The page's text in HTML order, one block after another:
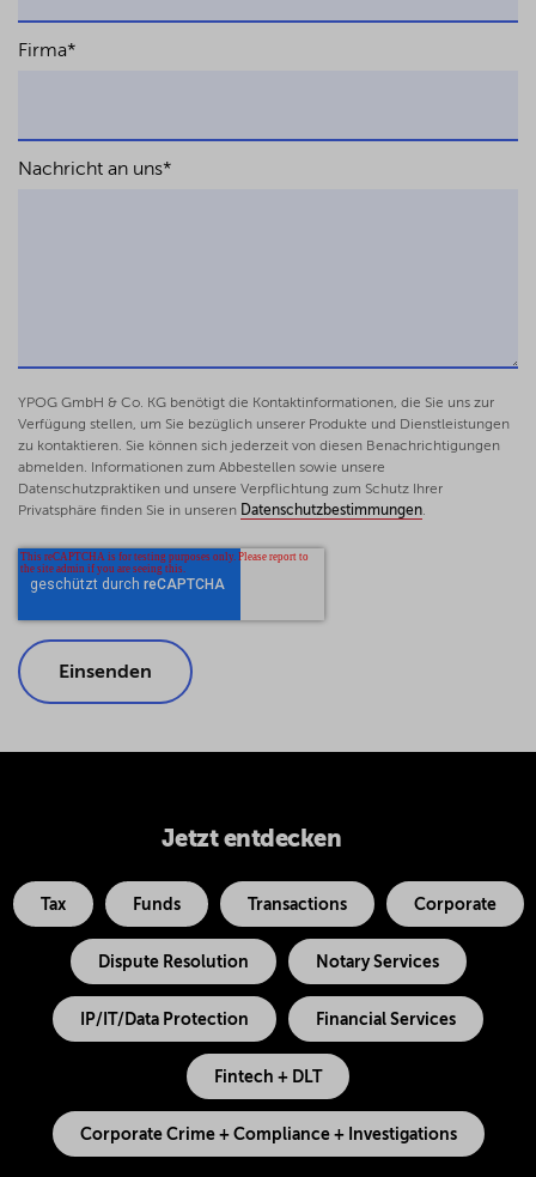
Firma*
Nachricht an uns*
YPOG GmbH & Co. KG benötigt die Kontaktinformationen, die Sie uns zur
Verfügung stellen, um Sie bezüglich unserer Produkte und Dienstleistungen
zu kontaktieren. Sie können sich jederzeit von diesen Benachrichtigungen
abmelden. Informationen zum Abbestellen sowie unsere
Datenschutzpraktiken und unsere Verpflichtung zum Schutz Ihrer
Privatsphäre finden Sie in unseren Datenschutzbestimmungen.
Jetzt entdecken
Tax Funds Transactions Corporate
Dispute Resolution Notary Services
IP/IT/Data Protection Financial Services
Fintech + DLT
Corporate Crime + Compliance + Investigations